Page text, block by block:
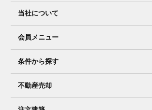
当社について
会員メニュー
条件から探す
不動産売却